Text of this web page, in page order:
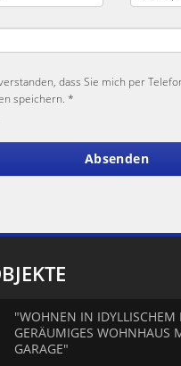
dass Sie mich per
speichern. *
Absenden
"WOHNEN IN IDYLLISCHEM
GERÄUMIGES WOHNHAUS
GARAGE"